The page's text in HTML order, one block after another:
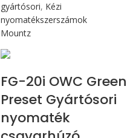
gyártósori, Kézi
nyomatékszerszámok
Mountz
FG-20i OWC Green
Preset Gyártósori
nyomaték